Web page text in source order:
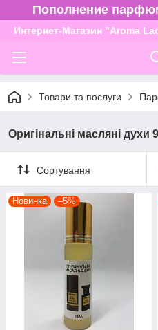
Пополнение
Интернет-Магазин "Aroma
Товари та послуги
Оригінальні масляні духи
Сортування
Новинка –5%